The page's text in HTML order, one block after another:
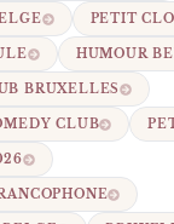
PETIT
HUMOUR
BRUXELLES
CLUB